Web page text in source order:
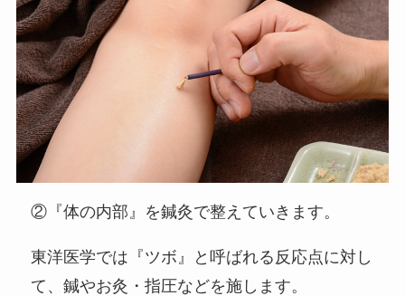
②『体の内部』を鍼灸で整えていきます。
東洋医学では『ツボ』と呼ばれる反応点に対し
て、鍼やお灸・指圧などを施します。